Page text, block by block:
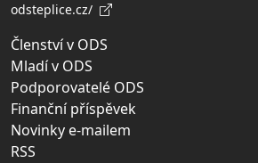
odsteplice.cz/
Členství v ODS
Mladí v ODS
Podporovatelé ODS
Finanční příspěvek
Novinky e-mailem
RSS